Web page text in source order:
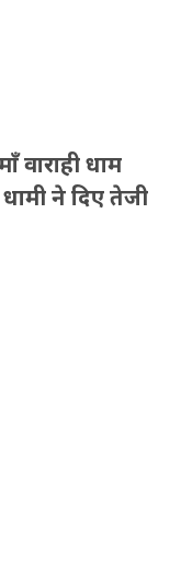
वाराही धाम
ने दिए तेजी